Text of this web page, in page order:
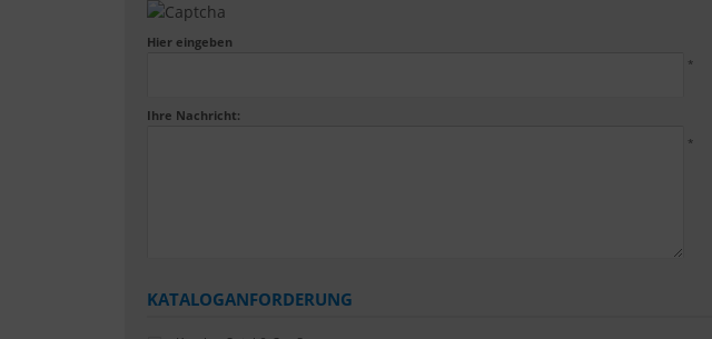
Hier eingeben
*
Ihre Nachricht:
*
KATALOGANFORDERUNG